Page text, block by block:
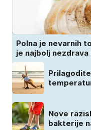
Polna je nevarnih
je najbolj
Nove
bakterije